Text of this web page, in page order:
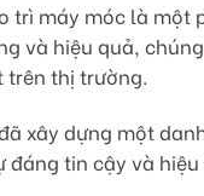
máy móc là
và hiệu quả,
trên thị trường.
xây dựng một
tin cậy và